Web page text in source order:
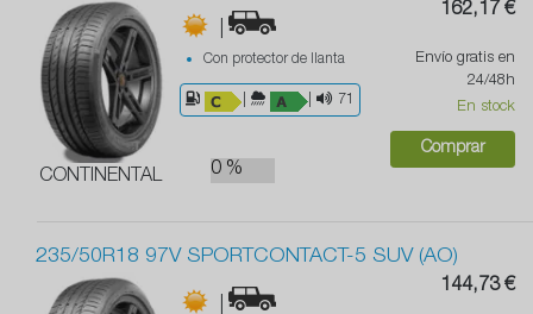
CONTINENTAL
|
Con protector de llanta
71
0 %
162,17 €
Envío gratis en
24/48h
En stock
Comprar
235/50R18 97V SPORTCONTACT-5 SUV (AO)
|
144,73 €